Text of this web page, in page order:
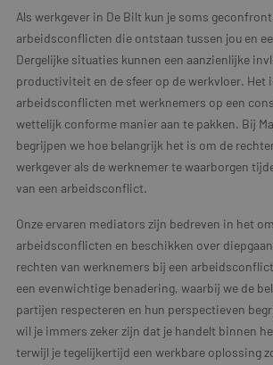
Als werkgever in De Bilt kun je soms
arbeidsconflicten die ontstaan tussen jou en
Dergelijke situaties kunnen een aanzienlijke
productiviteit en de sfeer op de werkvloer. Het
arbeidsconflicten met werknemers op een
wettelijk conforme manier aan te pakken. Bij
begrijpen we hoe belangrijk het is om de
werkgever als de werknemer te waarborgen
van een arbeidsconflict.
Onze ervaren mediators zijn bedreven in het
arbeidsconflicten en beschikken over
rechten van werknemers bij een
een evenwichtige benadering, waarbij we de
partijen respecteren en hun perspectieven
wil je immers zeker zijn dat je handelt binnen
terwijl je tegelijkertijd een werkbare oplossing